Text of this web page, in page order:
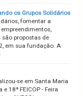
os Grupos Solidários
fomentar a
propostas de
em sua fundação. A
se em Santa Maria
18ª FEICOP - Feira